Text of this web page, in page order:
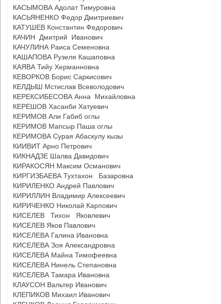
КАСЫМОВА Адолат Тимуровна
КАСЬЯНЕНКО Федор Дмитриевич
КАТУШЕВ Константин Федорович
КАЧИН Дмитрий Иванович
КАЧУЛИНА Раиса Семеновна
КАШАПОВА Рузеля Кашаповна
КАЯВА Тийу Херманновна
КЕВОРКОВ Борис Саркисович
КЕЛДЫШ Мстислав Всеволодович
КЕРЕКСИБЕСОВА Анна Михайловна
КЕРЕШОВ Хасанби Хатуевич
КЕРИМОВ Али Габиб оглы
КЕРИМОВ Мапсыр Паша оглы
КЕРИМОВА Сурая Абаскулу кызы
КИИВИТ Арно Петрович
КИКНАДЗЕ Шалва Давидович
КИРАКОСЯН Максим Османович
КИРГИЗБАЕВА Тухтахон Базаровна
КИРИЛЕНКО Андрей Павлович
КИРИЛЛИН Владимир Алексеевич
КИРИЧЕНКО Николай Карпович
КИСЕЛЕВ Тихон Яковлевич
КИСЕЛЕВ Яков Павлович
КИСЕЛЕВА Галина Ивановна
КИСЕЛЕВА Зоя Александровна
КИСЕЛЕВА Майна Тимофеевна
КИСЕЛЕВА Нинель Степановна
КИСЕЛЕВА Тамара Ивановна
КЛАУСОН Вальтер Иванович
КЛЕПИКОВ Михаил Иванович